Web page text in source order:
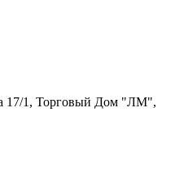
17/1, Торговый Дом "ЛМ",